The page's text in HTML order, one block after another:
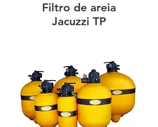
Filtro de areia
Jacuzzi TP